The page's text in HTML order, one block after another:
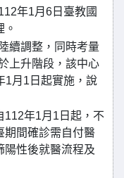
年1月6日臺教國
續調整，同時考量
上升階段，該中心
1月1日起實施，說
112年1月1日起，不
期間確診需自付醫
陽性後就醫流程及